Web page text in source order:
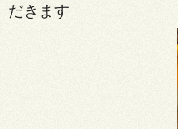
だきます